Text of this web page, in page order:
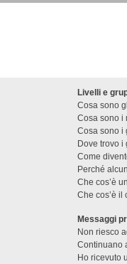
Livelli e
Cosa sono
Cosa sono i
Cosa sono i
Dove trovo i
Come
Perché
Che cos’è
Che cos’è il
Messaggi
Non riesco
Continuano
Ho ricevuto